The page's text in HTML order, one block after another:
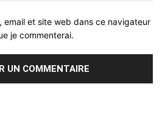
email et site web dans ce navigateur
je commenterai.